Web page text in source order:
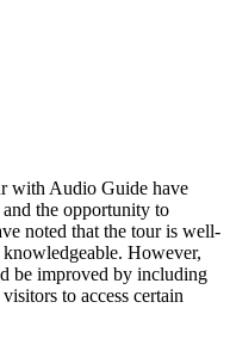
with Audio Guide have
the opportunity to
noted that the tour is well-
However,
be improved by including
to access certain